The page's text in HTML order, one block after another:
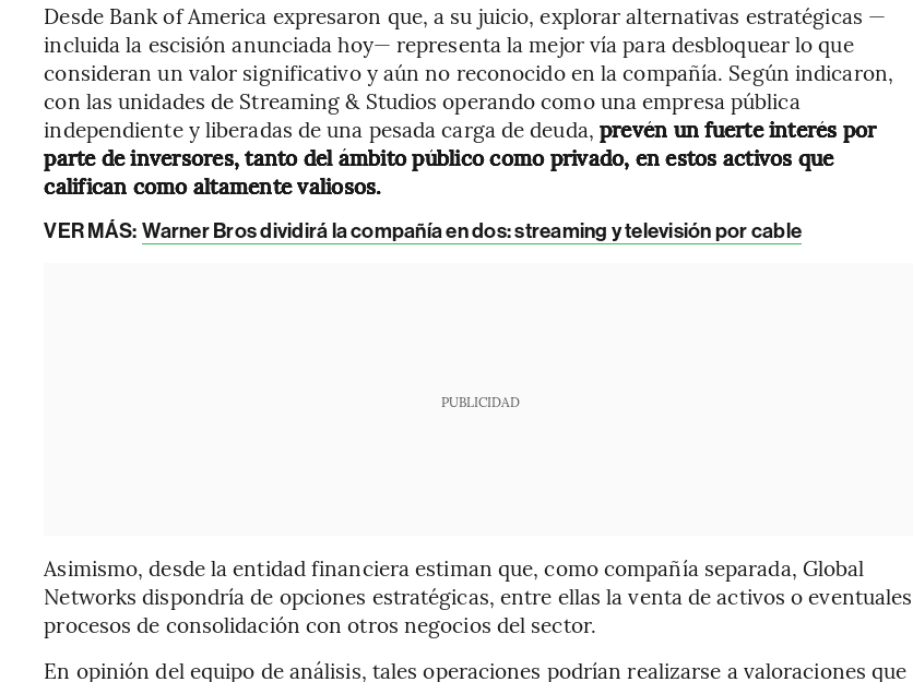
Desde Bank of America expresaron que, a su juicio, explorar alternativas estratégicas —
incluida la escisión anunciada hoy— representa la mejor vía para desbloquear lo que
consideran un valor significativo y aún no reconocido en la compañía. Según indicaron,
con las unidades de Streaming & Studios operando como una empresa pública
independiente y liberadas de una pesada carga de deuda, prevén un fuerte interés por
parte de inversores, tanto del ámbito público como privado, en estos activos que
califican como altamente valiosos.
VER MÁS: Warner Bros dividirá la compañía en dos: streaming y televisión por cable
PUBLICIDAD
Asimismo, desde la entidad financiera estiman que, como compañía separada, Global
Networks dispondría de opciones estratégicas, entre ellas la venta de activos o eventuales
procesos de consolidación con otros negocios del sector.
En opinión del equipo de análisis, tales operaciones podrían realizarse a valoraciones que